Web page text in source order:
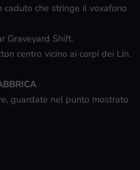
caduto che stringe il voxafono
Graveyard Shift.
centro vicino ai corpi dei Lin.
guardate nel punto mostrato